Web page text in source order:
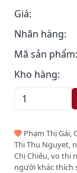
Giá:
Nhãn hàng:
Mã sản phẩm:
Kho hàng:
Phạm Thị Gái,
Thi Thu Nguyet,
Chị Chiêu, vo thi
người khác thích